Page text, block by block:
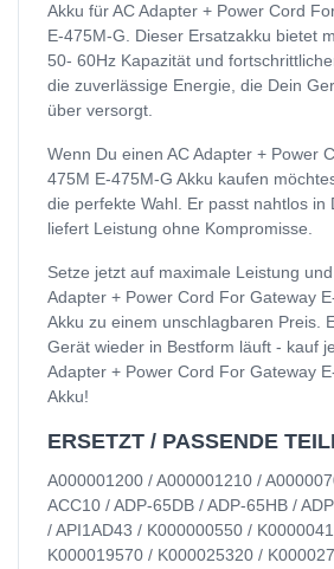
Akku für AC Adapter + Power Cord
E-475M-G. Dieser Ersatzakku bietet
50- 60Hz Kapazität und
die zuverlässige Energie, die Dein
über versorgt.
Wenn Du einen AC Adapter + Power
475M E-475M-G Akku kaufen
die perfekte Wahl. Er passt nahtlos in
liefert Leistung ohne Kompromisse.
Setze jetzt auf maximale Leistung
Adapter + Power Cord For Gateway
Akku zu einem unschlagbaren Preis.
Gerät wieder in Bestform läuft - kauf
Adapter + Power Cord For Gateway
Akku!
ERSETZT / PASSENDE
A000001200 / A000001210 /
ACC10 / ADP-65DB / ADP-65HB /
/ API1AD43 / K000000550 /
K000019570 / K000025320 /